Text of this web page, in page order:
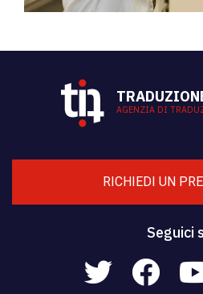
AGENZIA DI
RICHIEDI UN
Seguici